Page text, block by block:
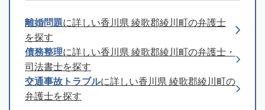
離婚問題に詳しい香川県 綾歌郡綾川町の弁護士
を探す
債務整理に詳しい香川県 綾歌郡綾川町の弁護士・
司法書士を探す
交通事故トラブルに詳しい香川県 綾歌郡綾川町の
弁護士を探す